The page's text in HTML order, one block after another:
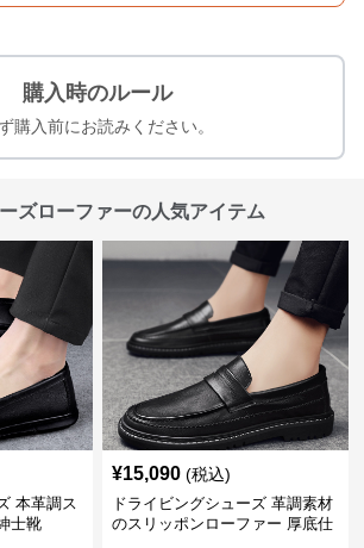
購入時のルール
購入前にお読みください。
ズローファーの人気アイテム
本革調ス
士靴
¥15,090 (税込)
ドライビングシューズ 革調素材
のスリッポンローファー 厚底仕